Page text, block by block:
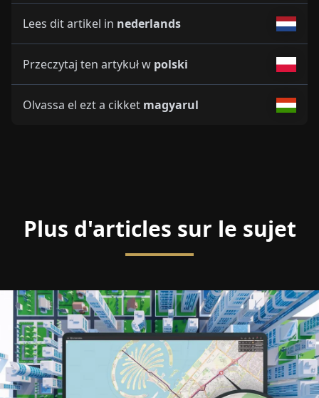
Lees dit artikel in nederlands
Przeczytaj ten artykuł w polski
Olvassa el ezt a cikket magyarul
Plus d'articles sur le sujet